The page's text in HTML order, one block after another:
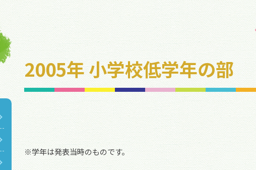
2005年 小学校低学年の部
※学年は発表当時のものです。